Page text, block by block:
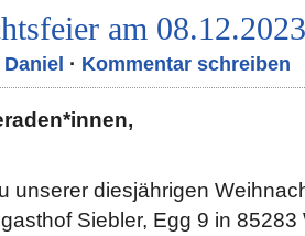
am 08.12.2023
Daniel · Kommentar schreiben
unserer diesjährigen
Siebler, Egg 9 in